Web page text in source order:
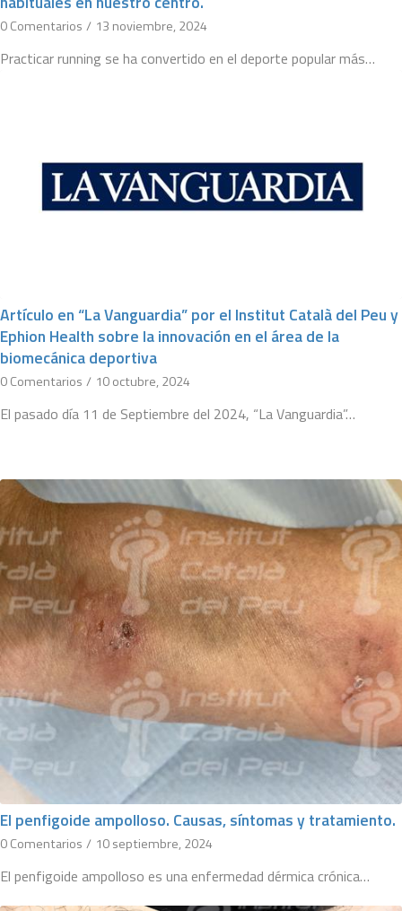
0 Comentarios / 13 noviembre, 2024
Practicar running se ha convertido en el deporte popular más…
Artículo en “La Vanguardia” por el Institut Català del Peu y
Ephion Health sobre la innovación en el área de la
biomecánica deportiva
0 Comentarios / 10 octubre, 2024
El pasado día 11 de Septiembre del 2024, “La Vanguardia”…
El penfigoide ampolloso. Causas, síntomas y tratamiento.
0 Comentarios / 10 septiembre, 2024
El penfigoide ampolloso es una enfermedad dérmica crónica…